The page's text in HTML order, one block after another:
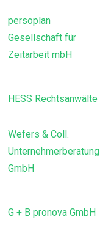
persoplan
Gesellschaft für
Zeitarbeit mbH
HESS Rechtsanwälte
Wefers & Coll.
Unternehmerberatung
GmbH
G + B pronova GmbH